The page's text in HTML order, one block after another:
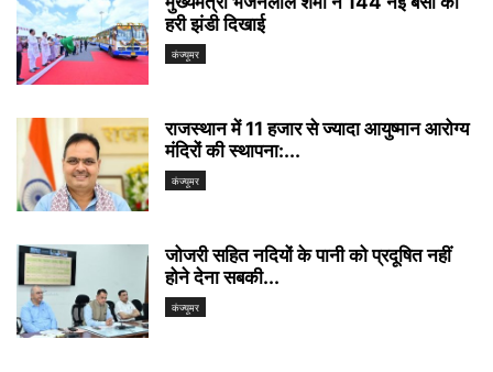
हरी झंडी दिखाई
कंज्यूमर
राजस्थान में 11 हजार से ज्यादा आयुष्मान आरोग्य
मंदिरों की स्थापना:...
कंज्यूमर
जोजरी सहित नदियों के पानी को प्रदूषित नहीं
होने देना सबकी...
कंज्यूमर